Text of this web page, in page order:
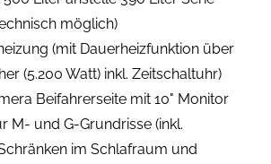
möglich)
(mit Dauerheizfunktion über
(5.200 Watt) inkl. Zeitschaltuhr)
Beifahrerseite mit 10" Monitor
M- und G-Grundrisse (inkl.
im Schlafraum und